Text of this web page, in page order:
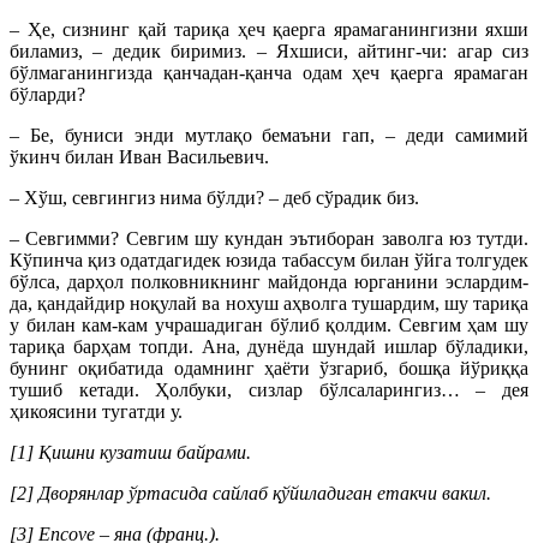
– Ҳе, сизнинг қай тариқа ҳеч қаерга ярамаганингизни яхши
биламиз, – дедик биримиз. – Яхшиси, айтинг-чи: агар сиз
бўлмаганингизда қанчадан-қанча одам ҳеч қаерга ярамаган
бўларди?
– Бе, буниси энди мутлақо бемаъни гап, – деди самимий
ўкинч билан Иван Васильевич.
– Хўш, севгингиз нима бўлди? – деб сўрадик биз.
– Севгимми? Севгим шу кундан эътиборан заволга юз тутди.
Кўпинча қиз одатдагидек юзида табассум билан ўйга толгудек
бўлса, дарҳол полковникнинг майдонда юрганини эслардим-
да, қандайдир ноқулай ва нохуш аҳволга тушардим, шу тариқа
у билан кам-кам учрашадиган бўлиб қолдим. Севгим ҳам шу
тариқа барҳам топди. Ана, дунёда шундай ишлар бўладики,
бунинг оқибатида одамнинг ҳаёти ўзгариб, бошқа йўриққа
тушиб кетади. Ҳолбуки, сизлар бўлсаларингиз… – дея
ҳикоясини тугатди у.
[1] Қишни кузатиш байрами.
[2] Дворянлар ўртасида сайлаб қўйиладиган етакчи вакил.
[3] Encove – яна (франц.).